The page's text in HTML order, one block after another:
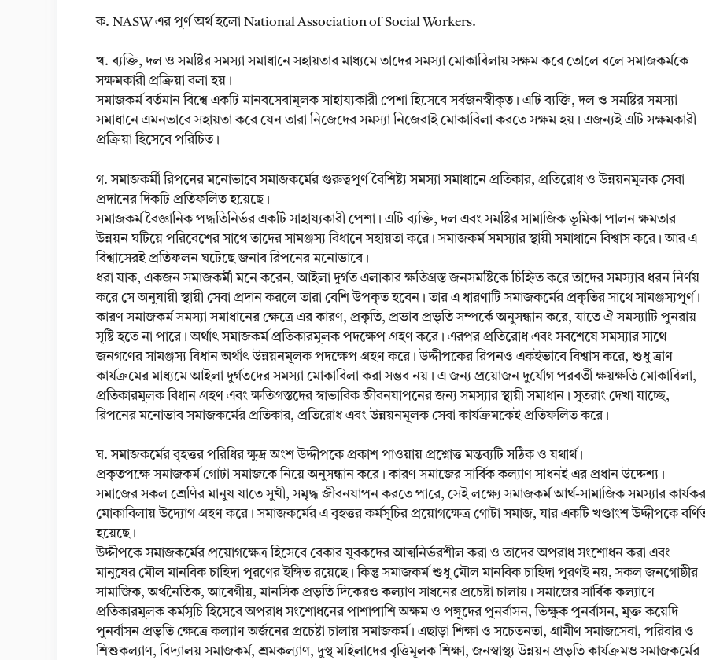
ক. NASW এর পূর্ণ অর্থ হলো National Association of Social Workers.
খ. ব্যক্তি, দল ও সমষ্টির সমস্যা সমাধানে সহায়তার মাধ্যমে তাদের সমস্যা মোকাবিলায় সক্ষম করে তোলে বলে সমাজকর্মকে
সক্ষমকারী প্রক্রিয়া বলা হয়।
সমাজকর্ম বর্তমান বিশ্বে একটি মানবসেবামূলক সাহায্যকারী পেশা হিসেবে সর্বজনস্বীকৃত। এটি ব্যক্তি, দল ও সমষ্টির সমস্যা
সমাধানে এমনভাবে সহায়তা করে যেন তারা নিজেদের সমস্যা নিজেরাই মোকাবিলা করতে সক্ষম হয়। এজন্যই এটি সক্ষমকারী
প্রক্রিয়া হিসেবে পরিচিত।
গ. সমাজকর্মী রিপনের মনোভাবে সমাজকর্মের গুরুত্বপূর্ণ বৈশিষ্ট্য সমস্যা সমাধানে প্রতিকার, প্রতিরোধ ও উন্নয়নমূলক সেবা
প্রদানের দিকটি প্রতিফলিত হয়েছে।
সমাজকর্ম বৈজ্ঞানিক পদ্ধতিনির্ভর একটি সাহায্যকারী পেশা। এটি ব্যক্তি, দল এবং সমষ্টির সামাজিক ভূমিকা পালন ক্ষমতার
উন্নয়ন ঘটিয়ে পরিবেশের সাথে তাদের সামঞ্জস্য বিধানে সহায়তা করে। সমাজকর্ম সমস্যার স্থায়ী সমাধানে বিশ্বাস করে। আর এ
বিশ্বাসেরই প্রতিফলন ঘটেছে জনাব রিপনের মনোভাবে।
ধরা যাক, একজন সমাজকর্মী মনে করেন, আইলা দুর্গত এলাকার ক্ষতিগ্রস্ত জনসমষ্টিকে চিহ্নিত করে তাদের সমস্যার ধরন নির্ণয়
করে সে অনুযায়ী স্থায়ী সেবা প্রদান করলে তারা বেশি উপকৃত হবেন। তার এ ধারণাটি সমাজকর্মের প্রকৃতির সাথে সামঞ্জস্যপূর্ণ।
কারণ সমাজকর্ম সমস্যা সমাধানের ক্ষেত্রে এর কারণ, প্রকৃতি, প্রভাব প্রভৃতি সম্পর্কে অনুসন্ধান করে, যাতে ঐ সমস্যাটি পুনরায়
সৃষ্টি হতে না পারে। অর্থাৎ সমাজকর্ম প্রতিকারমূলক পদক্ষেপ গ্রহণ করে। এরপর প্রতিরোধ এবং সবশেষে সমস্যার সাথে
জনগণের সামঞ্জস্য বিধান অর্থাৎ উন্নয়নমূলক পদক্ষেপ গ্রহণ করে। উদ্দীপকের রিপনও একইভাবে বিশ্বাস করে, শুধু ত্রাণ
কার্যক্রমের মাধ্যমে আইলা দুর্গতদের সমস্যা মোকাবিলা করা সম্ভব নয়। এ জন্য প্রয়োজন দুর্যোগ পরবর্তী ক্ষয়ক্ষতি মোকাবিলা,
প্রতিকারমূলক বিধান গ্রহণ এবং ক্ষতিগ্রস্তদের স্বাভাবিক জীবনযাপনের জন্য সমস্যার স্থায়ী সমাধান। সুতরাং দেখা যাচ্ছে,
রিপনের মনোভাব সমাজকর্মের প্রতিকার, প্রতিরোধ এবং উন্নয়নমূলক সেবা কার্যক্রমকেই প্রতিফলিত করে।
ঘ. সমাজকর্মের বৃহত্তর পরিধির ক্ষুদ্র অংশ উদ্দীপকে প্রকাশ পাওয়ায় প্রশ্নোত্ত মন্তব্যটি সঠিক ও যথার্থ।
প্রকৃতপক্ষে সমাজকর্ম গোটা সমাজকে নিয়ে অনুসন্ধান করে। কারণ সমাজের সার্বিক কল্যাণ সাধনই এর প্রধান উদ্দেশ্য।
সমাজের সকল শ্রেণির মানুষ যাতে সুখী, সমৃদ্ধ জীবনযাপন করতে পারে, সেই লক্ষ্যে সমাজকর্ম আর্থ-সামাজিক সমস্যার কার্যকর
মোকাবিলায় উদ্যোগ গ্রহণ করে। সমাজকর্মের এ বৃহত্তর কর্মসূচির প্রয়োগক্ষেত্র গোটা সমাজ, যার একটি খণ্ডাংশ উদ্দীপকে
হয়েছে।
উদ্দীপকে সমাজকর্মের প্রয়োগক্ষেত্র হিসেবে বেকার যুবকদের আত্মনির্ভরশীল করা ও তাদের অপরাধ সংশোধন করা এবং
মানুষের মৌল মানবিক চাহিদা পূরণের ইঙ্গিত রয়েছে। কিন্তু সমাজকর্ম শুধু মৌল মানবিক চাহিদা পূরণই নয়, সকল জনগোষ্ঠীর
সামাজিক, অর্থনৈতিক, আবেগীয়, মানসিক প্রভৃতি দিকেরও কল্যাণ সাধনের প্রচেষ্টা চালায়। সমাজের সার্বিক কল্যাণে
প্রতিকারমূলক কর্মসূচি হিসেবে অপরাধ সংশোধনের পাশাপাশি অক্ষম ও পঙ্গুদের পুনর্বাসন, ভিক্ষুক পুনর্বাসন, মুক্ত কয়েদি
পুনর্বাসন প্রভৃতি ক্ষেত্রে কল্যাণ অর্জনের প্রচেষ্টা চালায় সমাজকর্ম। এছাড়া শিক্ষা ও সচেতনতা, গ্রামীণ সমাজসেবা, পরিবার ও
শিশুকল্যাণ, বিদ্যালয় সমাজকর্ম, শ্রমকল্যাণ, দুস্থ মহিলাদের বৃত্তিমূলক শিক্ষা, জনস্বাস্থ্য উন্নয়ন প্রভৃতি কার্যক্রমও সমাজকর্মের